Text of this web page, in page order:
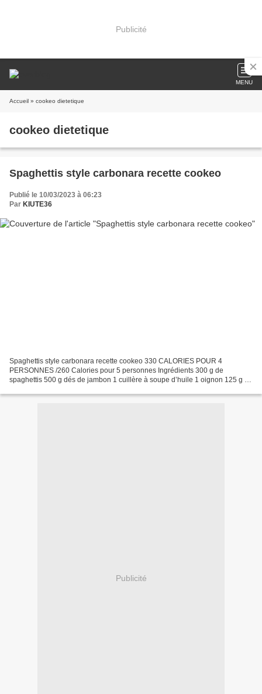
Publicité
MENU
Accueil » cookeo dietetique
cookeo dietetique
Spaghettis style carbonara recette cookeo
Publié le 10/03/2023 à 06:23
Par KIUTE36
Spaghettis style carbonara recette cookeo 330 CALORIES POUR 4
PERSONNES /260 Calories pour 5 personnes Ingrédients 300 g de
spaghettis 500 g dés de jambon 1 cuillère à soupe d’huile 1 oignon 125 g de
Publicité